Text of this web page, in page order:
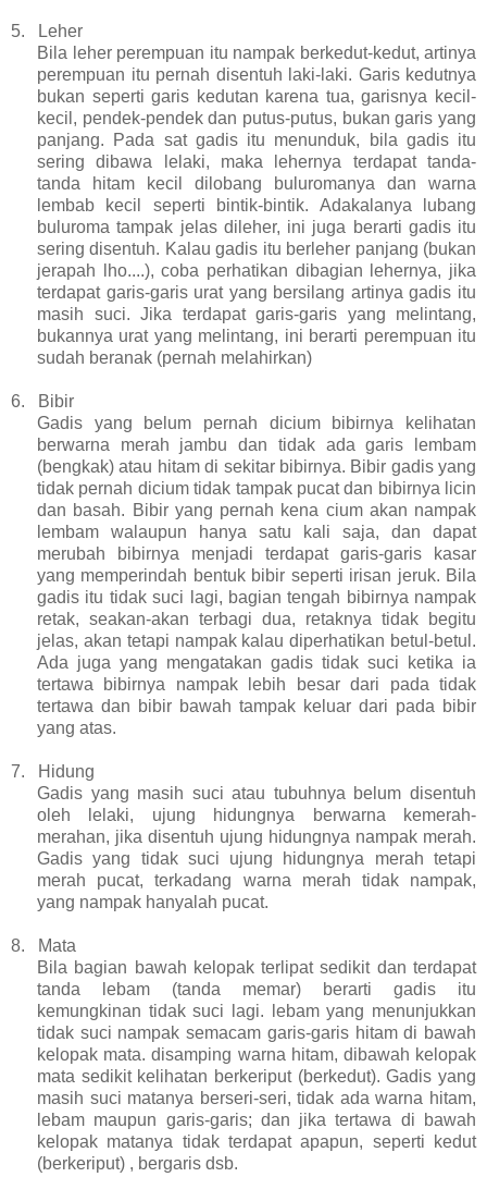
5.
Leher
Bila leher perempuan itu nampak berkedut-kedut, artinya
perempuan itu pernah disentuh laki-laki. Garis kedutnya
bukan seperti garis kedutan karena tua, garisnya kecil-
kecil, pendek-pendek dan putus-putus, bukan garis yang
panjang. Pada sat gadis itu menunduk, bila gadis itu
sering dibawa lelaki, maka lehernya terdapat tanda-
tanda hitam kecil dilobang buluromanya dan warna
lembab kecil seperti bintik-bintik. Adakalanya lubang
buluroma tampak jelas dileher, ini juga berarti gadis itu
sering disentuh. Kalau gadis itu berleher panjang (bukan
jerapah lho....), coba perhatikan dibagian lehernya, jika
terdapat garis-garis urat yang bersilang artinya gadis itu
masih suci. Jika terdapat garis-garis yang melintang,
bukannya urat yang melintang, ini berarti perempuan itu
sudah beranak (pernah melahirkan)
6.
Bibir
Gadis yang belum pernah dicium bibirnya kelihatan
berwarna merah jambu dan tidak ada garis lembam
(bengkak) atau hitam di sekitar bibirnya. Bibir gadis yang
tidak pernah dicium tidak tampak pucat dan bibirnya licin
dan basah. Bibir yang pernah kena cium akan nampak
lembam walaupun hanya satu kali saja, dan dapat
merubah bibirnya menjadi terdapat garis-garis kasar
yang memperindah bentuk bibir seperti irisan jeruk. Bila
gadis itu tidak suci lagi, bagian tengah bibirnya nampak
retak, seakan-akan terbagi dua, retaknya tidak begitu
jelas, akan tetapi nampak kalau diperhatikan betul-betul.
Ada juga yang mengatakan gadis tidak suci ketika ia
tertawa bibirnya nampak lebih besar dari pada tidak
tertawa dan bibir bawah tampak keluar dari pada bibir
yang atas.
7.
Hidung
Gadis yang masih suci atau tubuhnya belum disentuh
oleh lelaki, ujung hidungnya berwarna kemerah-
merahan, jika disentuh ujung hidungnya nampak merah.
Gadis yang tidak suci ujung hidungnya merah tetapi
merah pucat, terkadang warna merah tidak nampak,
yang nampak hanyalah pucat.
8.
Mata
Bila bagian bawah kelopak terlipat sedikit dan terdapat
tanda lebam (tanda memar) berarti gadis itu
kemungkinan tidak suci lagi. lebam yang menunjukkan
tidak suci nampak semacam garis-garis hitam di bawah
kelopak mata. disamping warna hitam, dibawah kelopak
mata sedikit kelihatan berkeriput (berkedut). Gadis yang
masih suci matanya berseri-seri, tidak ada warna hitam,
lebam maupun garis-garis; dan jika tertawa di bawah
kelopak matanya tidak terdapat apapun, seperti kedut
(berkeriput) , bergaris dsb.